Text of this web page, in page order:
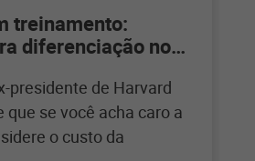
treinamento:
diferenciação no
presidente de Harvard
que se você acha caro a
o custo da